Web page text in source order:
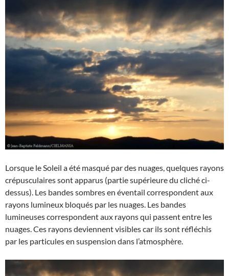
Lorsque le Soleil a été masqué par des nuages, quelques rayons
crépusculaires sont apparus (partie supérieure du cliché ci-
dessus). Les bandes sombres en éventail correspondent aux
rayons lumineux bloqués par les nuages. Les bandes
lumineuses correspondent aux rayons qui passent entre les
nuages. Ces rayons deviennent visibles car ils sont réfléchis
par les particules en suspension dans l’atmosphère.